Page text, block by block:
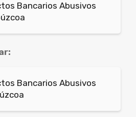
Bancarios Abusivos
Bancarios Abusivos